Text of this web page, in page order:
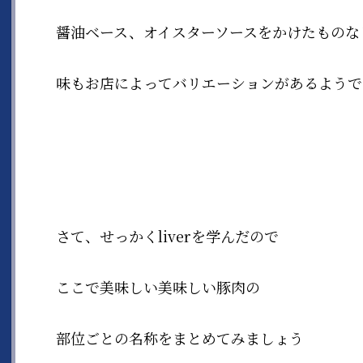
醤油ベース、オイスターソースをかけたもの
味もお店によってバリエーションがあるよう
さて、せっかくliverを学んだので
ここで美味しい美味しい豚肉の
部位ごとの名称をまとめてみましょう